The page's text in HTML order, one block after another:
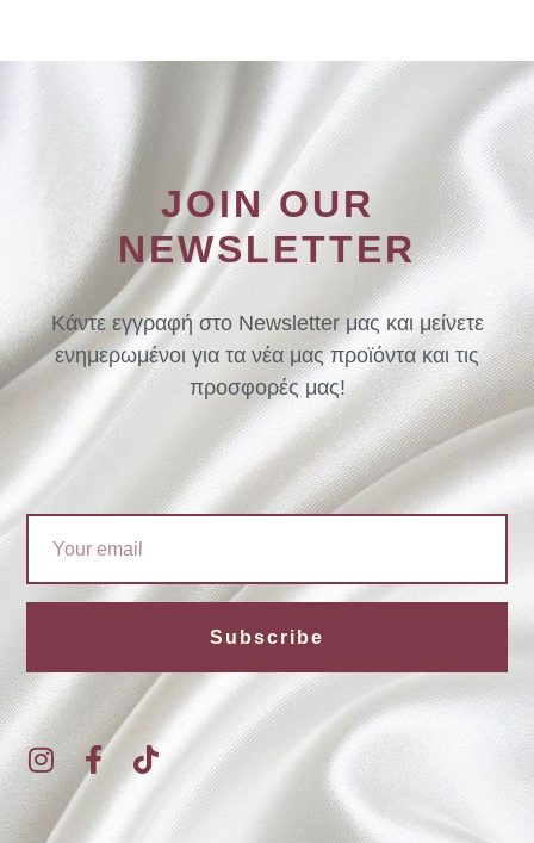
JOIN OUR
NEWSLETTER
Κάντε εγγραφή στο Newsletter μας και μείνετε
ενημερωμένοι για τα νέα μας προϊόντα και τις
προσφορές μας!
Subscribe
I
n
F
a
c
T
i